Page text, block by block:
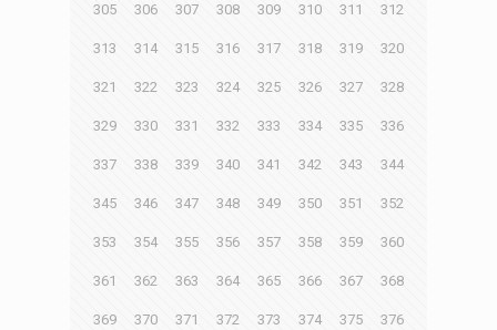
305 306 307 308 309 310 311 312
313 314 315 316 317 318 319 320
321 322 323 324 325 326 327 328
329 330 331 332 333 334 335 336
337 338 339 340 341 342 343 344
345 346 347 348 349 350 351 352
353 354 355 356 357 358 359 360
361 362 363 364 365 366 367 368
369 370 371 372 373 374 375 376